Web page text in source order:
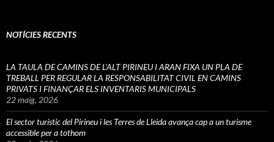
NOTÍCIES RECENTS
LA TAULA DE CAMINS DE L’ALT PIRINEU I ARAN FIXA UN PLA DE
TREBALL PER REGULAR LA RESPONSABILITAT CIVIL EN CAMINS
PRIVATS I FINANÇAR ELS INVENTARIS MUNICIPALS
22 maig, 2026
El sector turístic del Pirineu i les Terres de Lleida avança cap a un turisme
accessible per a tothom